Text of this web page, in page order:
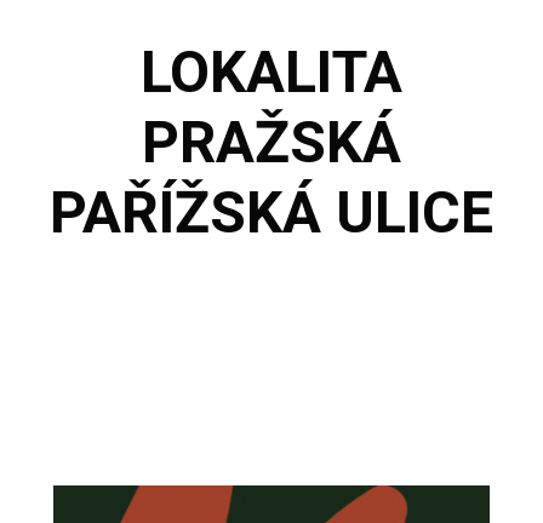
LOKALITA
PRAŽSKÁ
PAŘÍŽSKÁ ULICE